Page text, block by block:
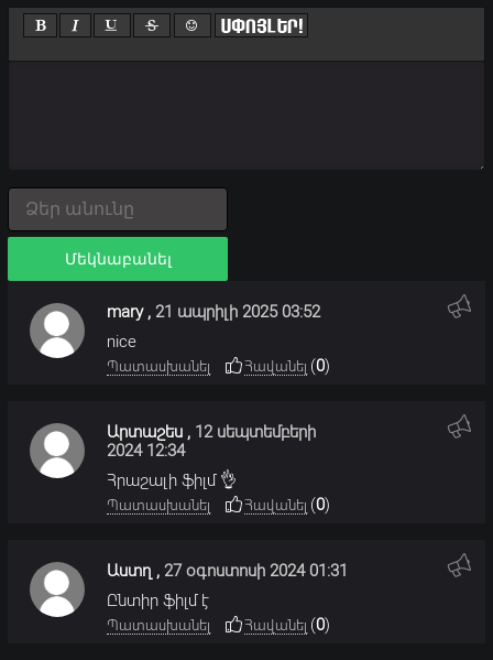
Մեկնաբանել
mary , 21 ապրիլի 2025 03:52
Պատասխանել Հավանել (0)
nice
Արտաշես , 12 սեպտեմբերի
2024 12:34
Պատասխանել Հավանել (0)
Հրաշալի ֆիլմ 👌
Աստղ , 27 օգոստոսի 2024 01:31
Պատասխանել Հավանել (0)
Ընտիր ֆիլմ է